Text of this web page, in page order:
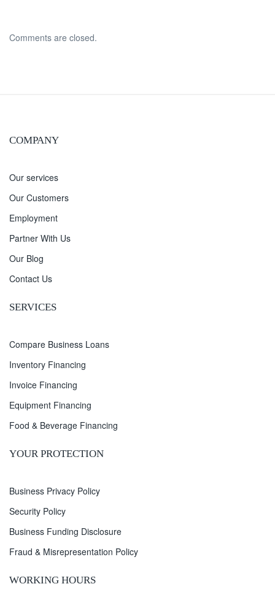
Comments are closed.
COMPANY
Our services
Our Customers
Employment
Partner With Us
Our Blog
Contact Us
SERVICES
Compare Business Loans
Inventory Financing
Invoice Financing
Equipment Financing
Food & Beverage Financing
YOUR PROTECTION
Business Privacy Policy
Security Policy
Business Funding Disclosure
Fraud & Misrepresentation Policy
WORKING HOURS